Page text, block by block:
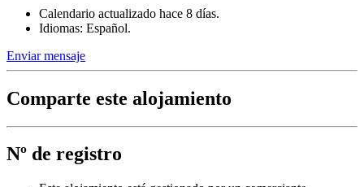
Calendario actualizado hace 8 días.
Idiomas: Español.
Enviar mensaje
Comparte este alojamiento
Nº de registro